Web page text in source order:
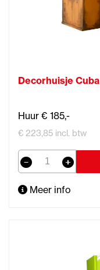
Decorhuisje Cuba
Huur € 185,-
€ 223,85 incl. btw
Meer info